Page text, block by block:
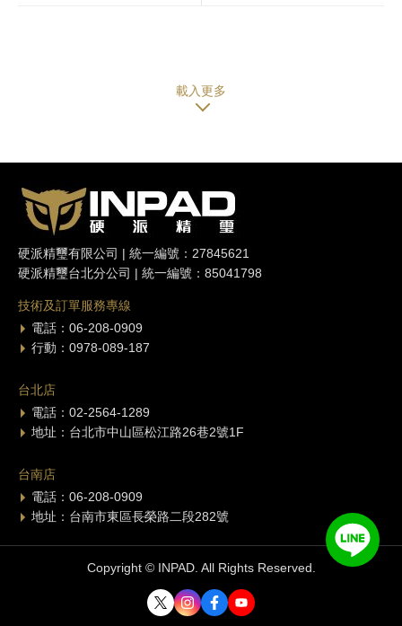
硬派精璽有限公司 | 統一編號：27845621
硬派精璽台北分公司 | 統一編號：85041798
技術及訂單服務專線
電話：06-208-0909
行動：0978-089-187
台北店
電話：02-2564-1289
地址：台北市中山區松江路26巷2號1F
台南店
電話：06-208-0909
地址：台南市東區長榮路二段282號
Copyright © INPAD. All Rights Reserved.